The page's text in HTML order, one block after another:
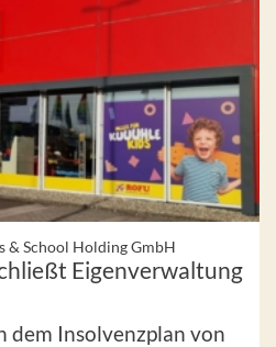
& School Holding GmbH
Eigenverwaltung
dem Insolvenzplan von